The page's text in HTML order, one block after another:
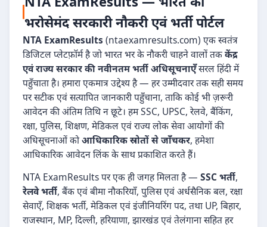
भरोसेमंद सरकारी नौकरी एवं भर्ती पोर्टल
NTA ExamResults (ntaexamresults.com) एक स्वतंत्र
डिजिटल प्लेटफ़ॉर्म है जो भारत भर के नौकरी चाहने वालों तककेंद्र
एवं राज्य सरकार की नवीनतम भर्ती अधिसूचनाएँसरल हिंदी में
पहुँचाता है। हमारा एकमात्र उद्देश्य है — हर उम्मीदवार तक सही समय
पर सटीक एवं सत्यापित जानकारी पहुँचाना, ताकि कोई भी ज़रूरी
आवेदन की अंतिम तिथि न छूटे। हम SSC, UPSC, रेलवे, बैंकिंग,
रक्षा, पुलिस, शिक्षण, मेडिकल एवं राज्य लोक सेवा आयोगों की
अधिसूचनाओं कोआधिकारिक स्रोतों से जाँचकर, हमेशा
आधिकारिक आवेदन लिंक के साथ प्रकाशित करते हैं।
NTA ExamResults पर एक ही जगह मिलता है — SSC भर्ती,
रेलवे भर्ती, बैंक एवं बीमा नौकरियाँ, पुलिस एवं अर्धसैनिक बल, रक्षा
सेवाएँ, शिक्षक भर्ती, मेडिकल एवं इंजीनियरिंग पद, तथा UP, बिहार,
राजस्थान, MP, दिल्ली, हरियाणा, झारखंड एवं तेलंगाना सहित हर